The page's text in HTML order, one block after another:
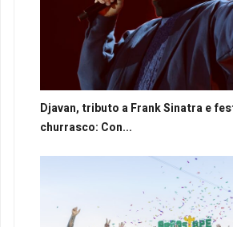
Djavan, tributo a Frank Sinatra e
churrasco: Con...